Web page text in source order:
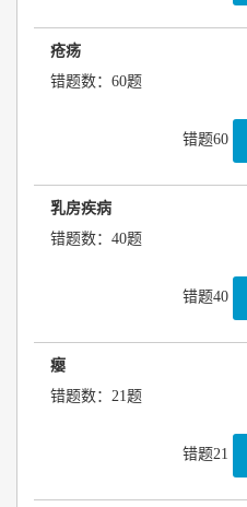
疮疡
错题数：60题
错题60
乳房疾病
错题数：40题
错题40
瘿
错题数：21题
错题21